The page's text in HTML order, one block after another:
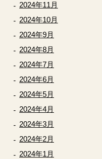
2024年11月
2024年10月
2024年9月
2024年8月
2024年7月
2024年6月
2024年5月
2024年4月
2024年3月
2024年2月
2024年1月